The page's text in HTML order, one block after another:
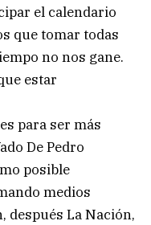
el calendario
que tomar todas
no nos gane.
estar
para ser más
De Pedro
posible
medios
después La Nación,